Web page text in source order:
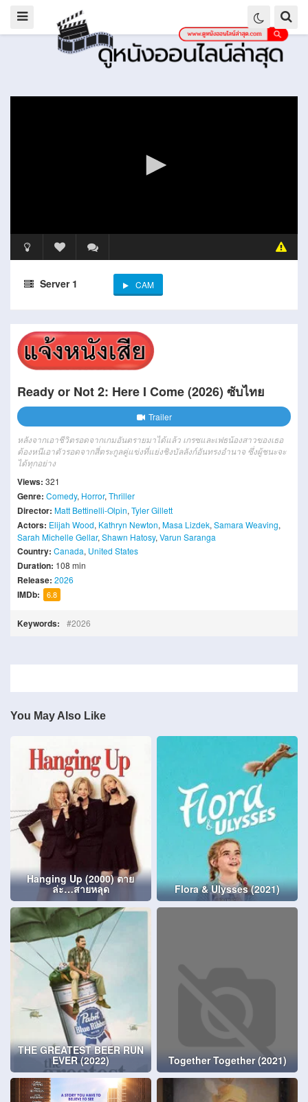
Server 1 CAM
Ready or Not 2: Here I Come (2026) ซับไทย
Trailer
หลังจากเอาชีวิตรอดจากเกมอันตรายมาได้แล้ว เกรซและเฟธน้องสาวของเธอ
ต้องหนีเอาตัวรอดจากสี่ตระกูลคู่แข่งที่แย่งชิงบัลลังก์อันทรงอำนาจ ซึ่งผู้ชนะจะ
ได้ทุกอย่าง
Views: 321
Genre: Comedy, Horror, Thriller
Director: Matt Bettinelli-Olpin, Tyler Gillett
Actors: Elijah Wood, Kathryn Newton, Masa Lizdek, Samara Weaving,
Sarah Michelle Gellar, Shawn Hatosy, Varun Saranga
Country: Canada, United States
Duration: 108 min
Release: 2026
IMDb: 6.8
Keywords: 2026
You May Also Like
Hanging Up (2000) ตาย
ล่ะ…สายหลุด Flora & Ulysses (2021)
THE GREATEST BEER RUN
EVER (2022) Together Together (2021)